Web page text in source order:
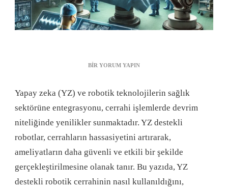
YAPAY
ROBOTIK
CERRAHI
İŞLEMLERDE
ZEKA
DESTEKLI
KULLANIMI
IÇIN
BIR YORUM YAPIN
Yapay zeka (YZ) ve robotik teknolojilerin sağlık
sektörüne entegrasyonu, cerrahi işlemlerde devrim
niteliğinde yenilikler sunmaktadır. YZ destekli
robotlar, cerrahların hassasiyetini artırarak,
ameliyatların daha güvenli ve etkili bir şekilde
gerçekleştirilmesine olanak tanır. Bu yazıda, YZ
destekli robotik cerrahinin nasıl kullanıldığını,